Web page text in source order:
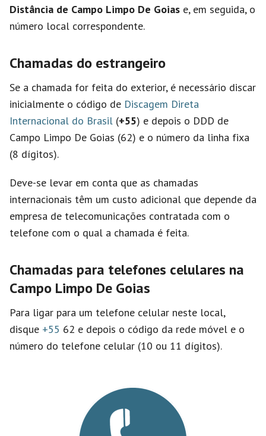
Distância de Campo Limpo De Goias e, em seguida, o
número local correspondente.
Chamadas do estrangeiro
Se a chamada for feita do exterior, é necessário discar
inicialmente o código de Discagem Direta
Internacional do Brasil (+55) e depois o DDD de
Campo Limpo De Goias (62) e o número da linha fixa
(8 dígitos).
Deve-se levar em conta que as chamadas
internacionais têm um custo adicional que depende da
empresa de telecomunicações contratada com o
telefone com o qual a chamada é feita.
Chamadas para telefones celulares na
Campo Limpo De Goias
Para ligar para um telefone celular neste local,
disque +55 62 e depois o código da rede móvel e o
número do telefone celular (10 ou 11 dígitos).